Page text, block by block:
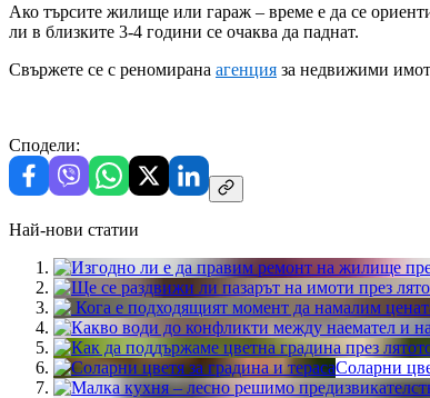
Ако търсите жилище или гараж – време е да се
ли в близките 3-4 години се очаква да паднат.
Свържете се с реномирана агенция за недвижими
Сподели:
Най-нови статии
Соларни